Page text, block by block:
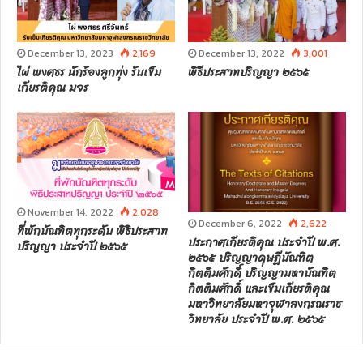
December 13, 2023 2,169
ไผ่ พงศธร นักร้องลูกทุ่ง รับเข็ม
เกียรติคุณ มจร
December 13, 2022 3,001
พิธีประสาทปริญญา ๒๕๖๕
November 14, 2022 2,028
ที่พักบัณฑิตทุกระดับ พิธิประสาท
ปริญญา ประจำปี ๒๕๖๕
December 6, 2022 2,622
ประกาศเกียรติคุณ ประจำปี พ.ศ.
๒๕๖๕ ปริญญาดุษฎีบัณฑิต
กิตติมศักดิ์ ปริญญามหาบัณฑิต
กิตติมศักดิ์ และเข็มเกียรติคุณ
มหาวิทยาลัยมหาจุฬาลงกรณราช
วิทยาลัย ประจำปี พ.ศ. ๒๕๖๕